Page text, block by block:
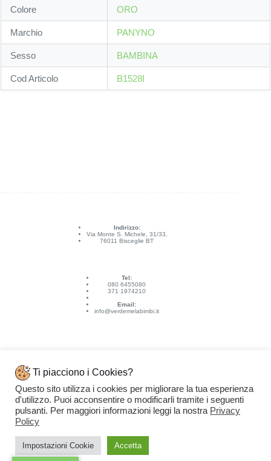
Colore ORO
Marchio PANYNO
Sesso BAMBINA
Cod Articolo B1528I
Indirizzo:
Via Monte S. Michele, 31/33,
76011 Bisceglie BT
Tel:
080 6455080
371 1974210
Email:
info@verdemelabimbi.it
Link Utili
Spedizioni e pagamenti
Condizioni di vendita
Ti piacciono i Cookies?
Questo sito utilizza i cookies per migliorare la tua esperienza
d'utilizzo. Puoi acconsentire o modificarli tramite i seguenti
pulsanti. Per maggiori informazioni leggi la nostra Privacy
Policy
Impostazioni Cookie Accetta